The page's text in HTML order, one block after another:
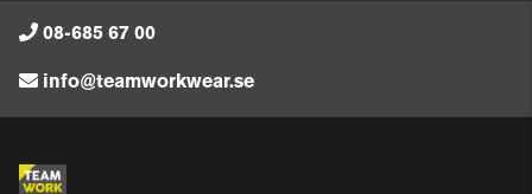
08-685 67 00
info@teamworkwear.se